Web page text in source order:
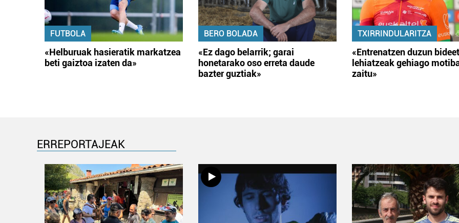
FUTBOLA
«Helburuak hasieratik markatzea
beti gaiztoa izaten da»
BERO BOLADA
«Ez dago belarrik; garai
honetarako oso erreta daude
bazter guztiak»
TXIRRINDULARITZA
«Entrenatzen duzun
lehiatzeak gehiago
zaitu»
ERREPORTAJEAK